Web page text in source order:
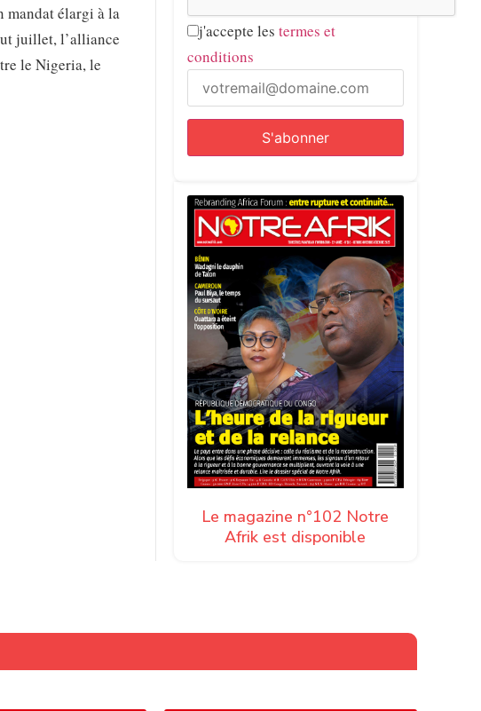
mandat élargi à la
juillet, l’alliance
le Nigeria, le
j'accepte les termes et
conditions
Le magazine n°102 Notre
Afrik est disponible